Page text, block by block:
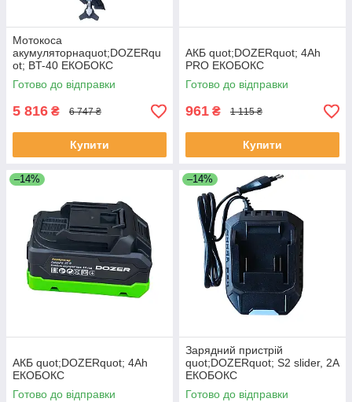
Мотокоса
акумуляторнаquot;DOZERqu
ot; BT-40 ЕКОБОКС
Готово до відправки
5 816 ₴ 6 747 ₴
Купити
АКБ quot;DOZERquot; 4Ah
PRO ЕКОБОКС
Готово до відправки
961 ₴ 1 115 ₴
Купити
–14%
АКБ quot;DOZERquot; 4Ah
ЕКОБОКС
Готово до відправки
–14%
Зарядний пристрій
quot;DOZERquot; S2 slider, 2А
ЕКОБОКС
Готово до відправки